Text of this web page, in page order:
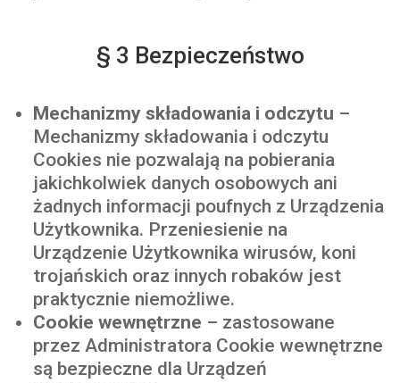
§ 3 Bezpieczeństwo
Mechanizmy składowania i odczytu –
Mechanizmy składowania i odczytu
Cookies nie pozwalają na pobierania
jakichkolwiek danych osobowych ani
żadnych informacji poufnych z Urządzenia
Użytkownika. Przeniesienie na
Urządzenie Użytkownika wirusów, koni
trojańskich oraz innych robaków jest
praktycznie niemożliwe.
Cookie wewnętrzne – zastosowane
przez Administratora Cookie wewnętrzne
są bezpieczne dla Urządzeń